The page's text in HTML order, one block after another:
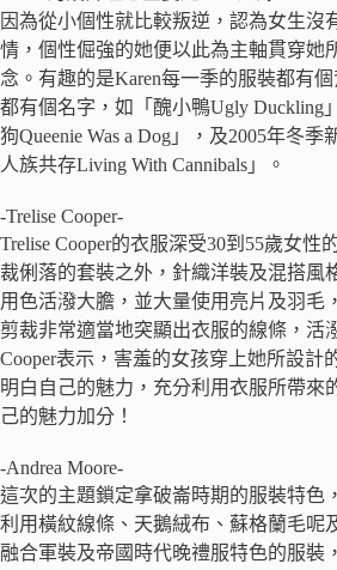
因為從小個性就比較叛逆，認為女生沒
情，個性倔強的她便以此為主軸貫穿她
念。有趣的是Karen每一季的服裝都有
都有個名字，如「醜小鴨Ugly Duckling
狗Queenie Was a Dog」，及2005年冬季
人族共存Living With Cannibals」。
-Trelise Cooper-
Trelise Cooper的衣服深受30到55歲女性
裁俐落的套裝之外，針織洋裝及混搭風
用色活潑大膽，並大量使用亮片及羽毛
剪裁非常適當地突顯出衣服的線條，活
Cooper表示，害羞的女孩穿上她所設計
明白自己的魅力，充分利用衣服所帶來
己的魅力加分！
-Andrea Moore-
這次的主題鎖定拿破崙時期的服裝特色
利用橫紋線條、天鵝絨布、蘇格蘭毛呢
融合軍裝及帝國時代晚禮服特色的服裝